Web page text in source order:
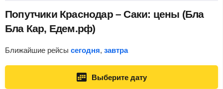
Попутчики Краснодар – Саки: цены (Бла
Бла Кар, Едем.рф)
Ближайшие рейсы сегодня, завтра
Выберите дату